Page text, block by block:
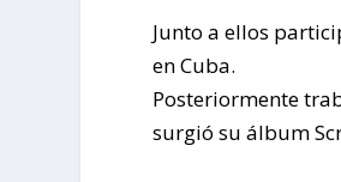
Junto a ellos
en Cuba.
Posteriormente
surgió su álbum